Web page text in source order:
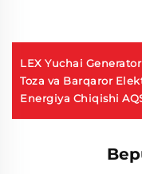
LEX Yuchai Generator
Toza va Barqaror
Energiya Chiqishi
DUBAY Zavod Narxi
Generator O'rnatmasi